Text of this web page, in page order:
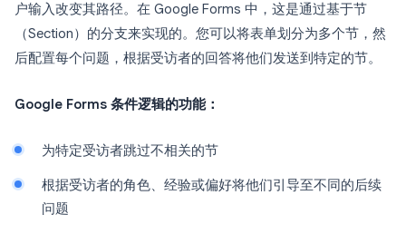
户输入改变其路径。在 Google Forms 中，这是通过基于节
（Section）的分支来实现的。您可以将表单划分为多个节，然
后配置每个问题，根据受访者的回答将他们发送到特定的节。
Google Forms 条件逻辑的功能：
为特定受访者跳过不相关的节
根据受访者的角色、经验或偏好将他们引导至不同的后续
问题